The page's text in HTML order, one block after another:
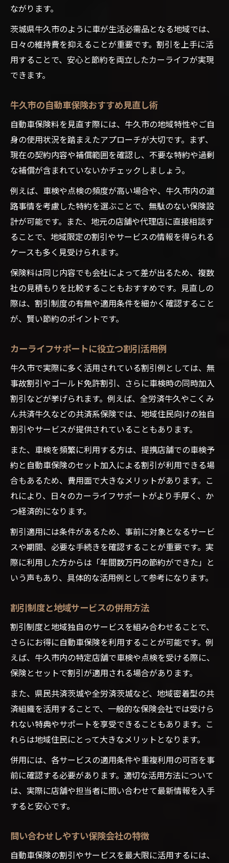
ながります。
茨城県牛久市のように車が生活必需品となる地域では、
日々の維持費を抑えることが重要です。割引を上手に活
用することで、安心と節約を両立したカーライフが実現
できます。
牛久市の自動車保険おすすめ見直し術
自動車保険料を見直す際には、牛久市の地域特性やご自
身の使用状況を踏まえたアプローチが大切です。まず、
現在の契約内容や補償範囲を確認し、不要な特約や過剰
な補償が含まれていないかチェックしましょう。
例えば、車検や点検の頻度が高い場合や、牛久市内の道
路事情を考慮した特約を選ぶことで、無駄のない保険設
計が可能です。また、地元の店舗や代理店に直接相談す
ることで、地域限定の割引やサービスの情報を得られる
ケースも多く見受けられます。
保険料は同じ内容でも会社によって差が出るため、複数
社の見積もりを比較することもおすすめです。見直しの
際は、割引制度の有無や適用条件を細かく確認すること
が、賢い節約のポイントです。
カーライフサポートに役立つ割引活用例
牛久市で実際に多く活用されている割引例としては、無
事故割引やゴールド免許割引、さらに車検時の同時加入
割引などが挙げられます。例えば、全労済牛久やこくみ
ん共済牛久などの共済系保険では、地域住民向けの独自
割引やサービスが提供されていることもあります。
また、車検を頻繁に利用する方は、提携店舗での車検予
約と自動車保険のセット加入による割引が利用できる場
合もあるため、費用面で大きなメリットがあります。こ
れにより、日々のカーライフサポートがより手厚く、か
つ経済的になります。
割引適用には条件があるため、事前に対象となるサービ
スや期間、必要な手続きを確認することが重要です。実
際に利用した方からは「年間数万円の節約ができた」と
いう声もあり、具体的な活用例として参考になります。
割引制度と地域サービスの併用方法
割引制度と地域独自のサービスを組み合わせることで、
さらにお得に自動車保険を利用することが可能です。例
えば、牛久市内の特定店舗で車検や点検を受ける際に、
保険とセットで割引が適用される場合があります。
また、県民共済茨城や全労済茨城など、地域密着型の共
済組織を活用することで、一般的な保険会社では受けら
れない特典やサポートを享受できることもあります。こ
れらは地域住民にとって大きなメリットとなります。
併用には、各サービスの適用条件や重複利用の可否を事
前に確認する必要があります。適切な活用方法について
は、実際に店舗や担当者に問い合わせて最新情報を入手
すると安心です。
問い合わせしやすい保険会社の特徴
自動車保険の割引やサービスを最大限に活用するには、